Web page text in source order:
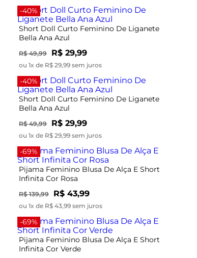
-40%
Short Doll Curto Feminino De Liganete
Bella Ana Azul
R$ 49,99 R$ 29,99
ou 1x de R$ 29,99 sem juros
-40%
Short Doll Curto Feminino De Liganete
Bella Ana Azul
R$ 49,99 R$ 29,99
ou 1x de R$ 29,99 sem juros
-69%
Pijama Feminino Blusa De Alça E Short
Infinita Cor Rosa
R$ 139,99 R$ 43,99
ou 1x de R$ 43,99 sem juros
-69%
Pijama Feminino Blusa De Alça E Short
Infinita Cor Verde